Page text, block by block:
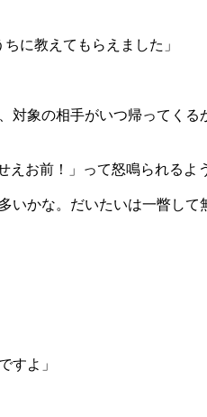
に教えてもらえました」
象の相手がいつ帰ってく
お前！」って怒鳴られるよ
かな。だいたいは一瞥し
すよ」